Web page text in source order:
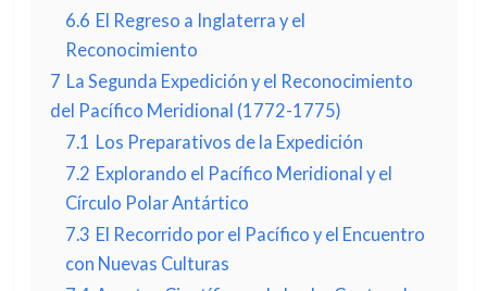
6.6 El Regreso a Inglaterra y el
Reconocimiento
7 La Segunda Expedición y el Reconocimiento
del Pacífico Meridional (1772-1775)
7.1 Los Preparativos de la Expedición
7.2 Explorando el Pacífico Meridional y el
Círculo Polar Antártico
7.3 El Recorrido por el Pacífico y el Encuentro
con Nuevas Culturas